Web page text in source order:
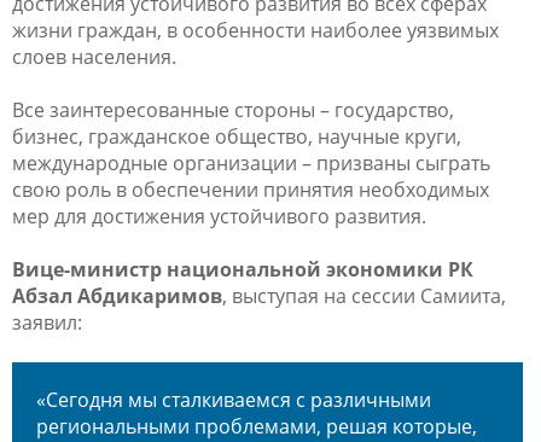
жизни граждан, в особенности наиболее уязвимых
слоев населения.
Все заинтересованные стороны – государство,
бизнес, гражданское общество, научные круги,
международные организации – призваны сыграть
свою роль в обеспечении принятия необходимых
мер для достижения устойчивого развития.
Вице-министр национальной экономики РК
Абзал Абдикаримов, выступая на сессии Самиита,
заявил:
«Сегодня мы сталкиваемся с различными
региональными проблемами, решая которые,